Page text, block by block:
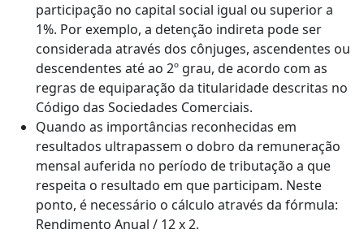
participação no capital social igual ou superior a
1%. Por exemplo, a detenção indireta pode ser
considerada através dos cônjuges, ascendentes ou
descendentes até ao 2º grau, de acordo com as
regras de equiparação da titularidade descritas no
Código das Sociedades Comerciais.
Quando as importâncias reconhecidas em
resultados ultrapassem o dobro da remuneração
mensal auferida no período de tributação a que
respeita o resultado em que participam. Neste
ponto, é necessário o cálculo através da fórmula:
Rendimento Anual / 12 x 2.